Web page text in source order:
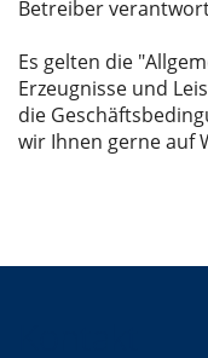
Betreiber
Es gelten die
Erzeugnisse und
die
wir Ihnen gerne auf